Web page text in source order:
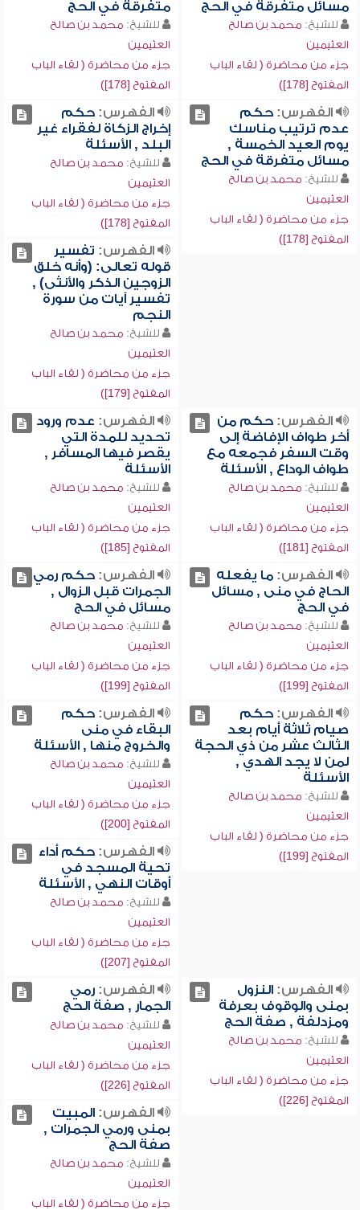
مسائل متفرقة في الحج
للشيخ: محمد بن صالح
العثيمين
جزء من محاضرة ( لقاء الباب
المفتوح [178])
متفرقة في الحج
للشيخ: محمد بن صالح
العثيمين
جزء من محاضرة ( لقاء الباب
المفتوح [178])
الفهرس:حكم
عدم ترتيب مناسك
يوم العيد الخمسة ,
مسائل متفرقة في الحج
للشيخ: محمد بن صالح
العثيمين
جزء من محاضرة ( لقاء الباب
المفتوح [178])
الفهرس:حكم
إخراج الزكاة لفقراء غير
البلد , الأسئلة
للشيخ: محمد بن صالح
العثيمين
جزء من محاضرة ( لقاء الباب
المفتوح [178])
الفهرس: تفسير
قوله تعالى: (وأنه خلق
الزوجين الذكر والأنثى) ,
تفسير آيات من سورة
النجم
للشيخ: محمد بن صالح
العثيمين
جزء من محاضرة ( لقاء الباب
المفتوح [179])
الفهرس:حكم من
أخر طواف الإفاضة إلى
وقت السفر فجمعه مع
طواف الوداع , الأسئلة
للشيخ: محمد بن صالح
العثيمين
جزء من محاضرة ( لقاء الباب
المفتوح [181])
الفهرس: عدم ورود
تحديد للمدة التي
يقصر فيها المسافر ,
الأسئلة
للشيخ: محمد بن صالح
العثيمين
جزء من محاضرة ( لقاء الباب
المفتوح [185])
الفهرس:ما يفعله
الحاج في منى , مسائل
في الحج
للشيخ: محمد بن صالح
العثيمين
جزء من محاضرة ( لقاء الباب
المفتوح [199])
الفهرس:حكم رمي
الجمرات قبل الزوال ,
مسائل في الحج
للشيخ: محمد بن صالح
العثيمين
جزء من محاضرة ( لقاء الباب
المفتوح [199])
الفهرس:حكم
صيام ثلاثة أيام بعد
الثالث عشر من ذي الحجة
لمن لا يجد الهدي ,
الأسئلة
للشيخ: محمد بن صالح
العثيمين
جزء من محاضرة ( لقاء الباب
المفتوح [199])
الفهرس:حكم
البقاء في منى
والخروج منها , الأسئلة
للشيخ: محمد بن صالح
العثيمين
جزء من محاضرة ( لقاء الباب
المفتوح [200])
الفهرس:حكم أداء
تحية المسجد في
أوقات النهي , الأسئلة
للشيخ: محمد بن صالح
العثيمين
جزء من محاضرة ( لقاء الباب
المفتوح [207])
الفهرس:النزول
بمنى والوقوف بعرفة
ومزدلفة , صفة الحج
للشيخ: محمد بن صالح
العثيمين
جزء من محاضرة ( لقاء الباب
المفتوح [226])
الفهرس:رمي
الجمار , صفة الحج
للشيخ: محمد بن صالح
العثيمين
جزء من محاضرة ( لقاء الباب
المفتوح [226])
الفهرس:المبيت
بمنى ورمي الجمرات ,
صفة الحج
للشيخ: محمد بن صالح
العثيمين
جزء من محاضرة ( لقاء الباب